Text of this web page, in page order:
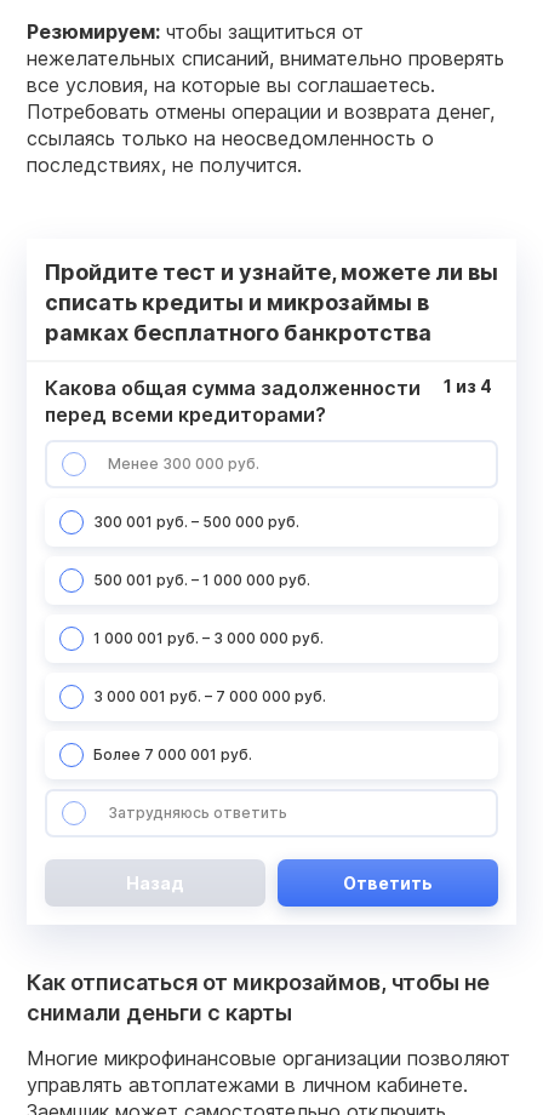
Резюмируем: чтобы защититься от
нежелательных списаний, внимательно проверять
все условия, на которые вы соглашаетесь.
Потребовать отмены операции и возврата денег,
ссылаясь только на неосведомленность о
последствиях, не получится.
Пройдите тест и узнайте, можете ли вы
списать кредиты и микрозаймы в
рамках бесплатного банкротства
Какова общая сумма задолженности
перед всеми кредиторами?
Менее 300 000 руб.
300 001 руб. – 500 000 руб.
500 001 руб. – 1 000 000 руб.
1 000 001 руб. – 3 000 000 руб.
3 000 001 руб. – 7 000 000 руб.
Более 7 000 001 руб.
Затрудняюсь ответить
1 из 4
Назад Ответить
Как отписаться от микрозаймов, чтобы не
снимали деньги с карты
Многие микрофинансовые организации позволяют
управлять автоплатежами в личном кабинете.